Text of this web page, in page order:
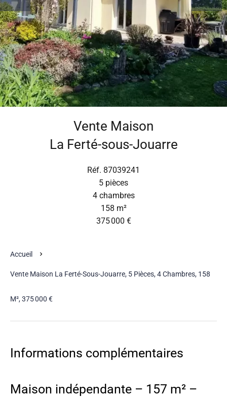
Vente Maison
La Ferté-sous-Jouarre
Réf. 87039241
5 pièces
4 chambres
158 m²
375 000 €
Accueil
Vente Maison La Ferté-Sous-Jouarre, 5 Pièces, 4 Chambres, 158
M², 375 000 €
Informations complémentaires
Maison indépendante – 157 m² –